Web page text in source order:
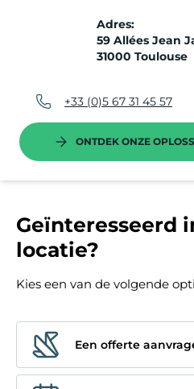
Adres:
59 Allées Jean
31000 Toulouse
+33 (0)5 67 31 45 57
ONTDEK ONZE
Geïnteresseerd
locatie?
Kies een van de volgende
Een offerte